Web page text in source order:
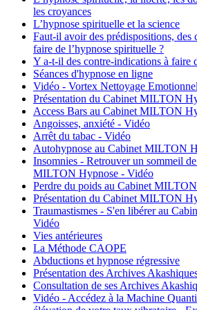
les croyances
L’hypnose spirituelle et la science
Faut-il avoir des prédispositions, des
faire de l’hypnose spirituelle ?
Y a-t-il des contre-indications à faire
Séances d'hypnose en ligne
Vidéo - Vortex Nettoyage
Présentation du Cabinet MILTON
Access Bars au Cabinet MILTON
Angoisses, anxiété - Vidéo
Arrêt du tabac - Vidéo
Autohypnose au Cabinet MILTON
Insomnies - Retrouver un sommeil
MILTON Hypnose - Vidéo
Perdre du poids au Cabinet
Présentation du Cabinet MILTON
Traumastismes - S'en libérer au
Vidéo
Vies antérieures
La Méthode CAOPE
Abductions et hypnose régressive
Présentation des Archives
Consultation de ses Archives
Vidéo - Accédez à la Machine